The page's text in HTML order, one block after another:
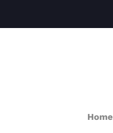
Home